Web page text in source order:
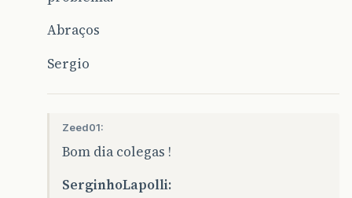
Abraços
Sergio
Zeed01:
Bom dia colegas !
SerginhoLapolli: